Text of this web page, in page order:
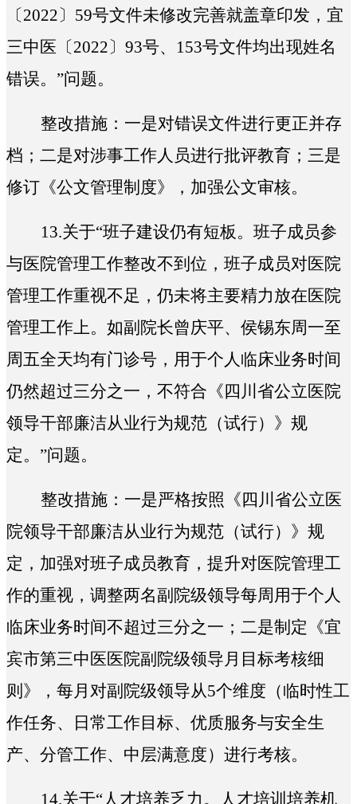
〔2022〕59号文件未修改完善就盖章印发，宜
三中医〔2022〕93号、153号文件均出现姓名
错误。 ”问题。
整改措施： 一是对错误文件进行更正并存
档；二是对涉事工作人员进行批评教育；三是
修订《公文管理制度》，加强公文审核。
13.关于“班子建设仍有短板。班子成员参
与医院管理工作整改不到位，班子成员对医院
管理工作重视不足，仍未将主要精力放在医院
管理工作上。如副院长曾庆平、侯锡东周一至
周五全天均有门诊号，用于个人临床业务时间
仍然超过三分之一，不符合《四川省公立医院
领导干部廉洁从业行为规范（试行）》规
定。 ”问题。
整改措施：一是严格按照《四川省公立医
院领导干部廉洁从业行为规范（试行）》规
定，加强对班子成员教育，提升对医院管理工
作的重视，调整两名副院级领导每周用于个人
临床业务时间不超过三分之一；二是制定《宜
宾市第三中医医院副院级领导月目标考核细
则》，每月对副院级领导从5个维度（临时性工
作任务、日常工作目标、优质服务与安全生
产、分管工作、中层满意度）进行考核。
14.关于“人才培养乏力。人才培训培养机